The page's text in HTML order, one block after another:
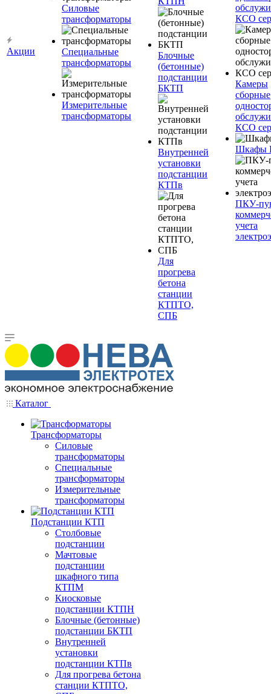
Акции
Силовые
трансформаторы
Специальные
трансформаторы
Измерительные
трансформаторы
Блочные
(бетонные)
подстанции
БКТП
Внутренней
установки
подстанции
КТПв
Для
прогрева
бетона
станции
КТПТО,
СПБ
КСО
Камеры
сборные
КСО
Шкафы
ПКУ-
учета
Каталог
Трансформаторы
Силовые
трансформаторы
Специальные
трансформаторы
Измерительные
трансформаторы
Подстанции КТП
Столбовые
подстанции
Мачтовые
подстанции
шкафного типа
КТПМ
Киосковые
подстанции КТПН
Блочные (бетонные)
подстанции БКТП
Внутренней
установки
подстанции КТПв
Для прогрева бетона
станции КТПТО,